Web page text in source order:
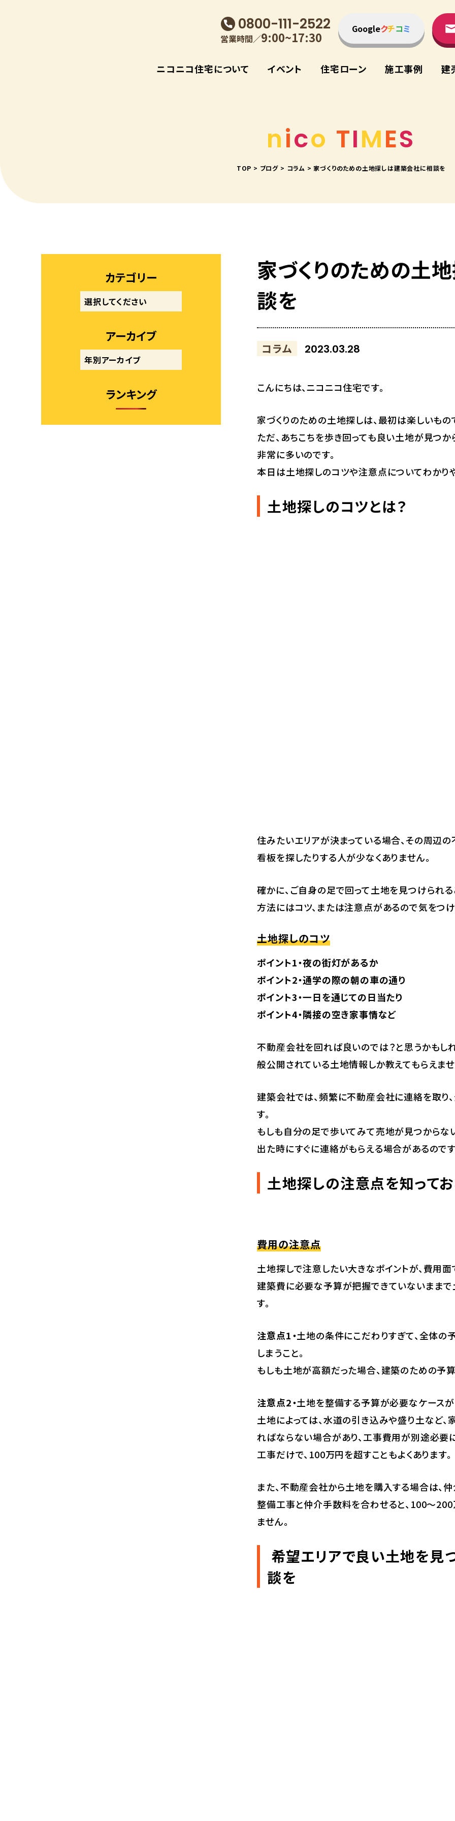
0800-111-2522
営業時間／9:00~17:30
Googleクチコミ
ニコニコ住宅について イベント 住宅ローン 施⼯事例 建
nico TIMES
TOP > ブログ > コラム >家づくりのための土地探しは建築会社に相談を
家づくりのための土
談を
コラム 2023.03.28
こんにちは、ニコニコ住宅です。
家づくりのための土地探しは、最初は楽しいもの
ただ、あちこちを歩き回っても良い土地が見つ
非常に多いのです。
本日は土地探しのコツや注意点についてわかり
土地探しのコツとは？
住みたいエリアが決まっている場合、その周辺
看板を探したりする人が少なくありません。
確かに、ご自身の足で回って土地を見つけられる
方法にはコツ、または注意点があるので気をつけ
土地探しのコツ
ポイント1・夜の街灯があるか
ポイント2・通学の際の朝の車の通り
ポイント3・一日を通じての日当たり
ポイント4・隣接の空き家事情など
不動産会社を回れば良いのでは？と思うかもし
般公開されている土地情報しか教えてもらえませ
建築会社では、頻繁に不動産会社に連絡を取り
す。
もしも自分の足で歩いてみて売地が見つからな
出た時にすぐに連絡がもらえる場合があるのです
土地探しの注意点を知ってお
費用の注意点
土地探しで注意したい大きなポイントが、費用面
建築費に必要な予算が把握できていないままで
す。
注意点1・土地の条件にこだわりすぎて、全体の
しまうこと。
もしも土地が高額だった場合、建築のための予
注意点2・土地を整備する予算が必要なケースが
土地によっては、水道の引き込みや盛り土など
ればならない場合があり、工事費用が別途必要
工事だけで、100万円を超すこともよくあります。
また、不動産会社から土地を購入する場合は、
整備工事と仲介手数料を合わせると、100〜
ません。
希望エリアで良い土地を見
談を
カテゴリー
アーカイブ
ランキング